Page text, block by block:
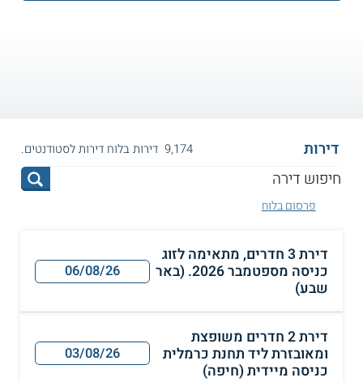
דירות 9,174 דירות בלוח דירות לסטודנטים.
פרסום בלוח
דירת 3 חדרים, מתאימה לזוג
כניסה מספטמבר 2026. (באר
שבע)
06/08/26
דירת 2 חדרים משופצת
ומאובזרת ליד תחנת כרמלית
כניסה מיידית (חיפה)
03/08/26